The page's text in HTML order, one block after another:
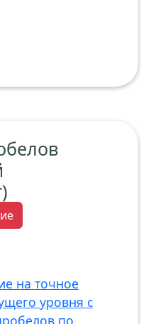
на точное
уровня с
по